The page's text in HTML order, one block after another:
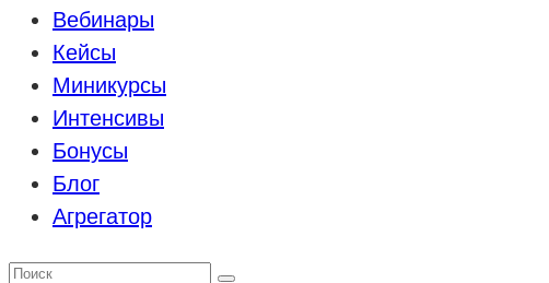
Вебинары
Кейсы
Миникурсы
Интенсивы
Бонусы
Блог
Агрегатор